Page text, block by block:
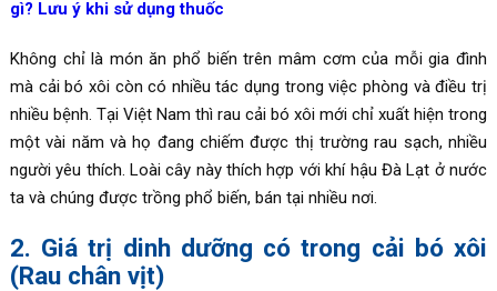
gì? Lưu ý khi sử dụng thuốc
Không chỉ là món ăn phổ biến trên mâm cơm của mỗi gia đình
mà cải bó xôi còn có nhiều tác dụng trong việc phòng và điều trị
nhiều bệnh. Tại Việt Nam thì rau cải bó xôi mới chỉ xuất hiện trong
một vài năm và họ đang chiếm được thị trường rau sạch, nhiều
người yêu thích. Loài cây này thích hợp với khí hậu Đà Lạt ở nước
ta và chúng được trồng phổ biến, bán tại nhiều nơi.
2. Giá trị dinh dưỡng có trong cải bó xôi
(Rau chân vịt)